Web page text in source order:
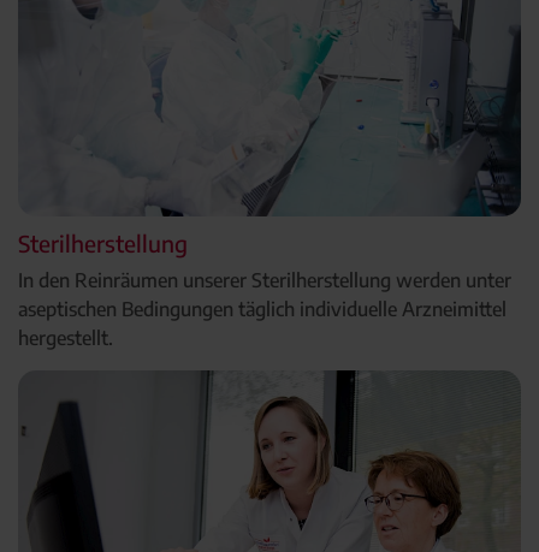
Sterilherstellung
In den Reinräumen unserer Sterilherstellung werden unter
aseptischen Bedingungen täglich individuelle Arzneimittel
hergestellt.